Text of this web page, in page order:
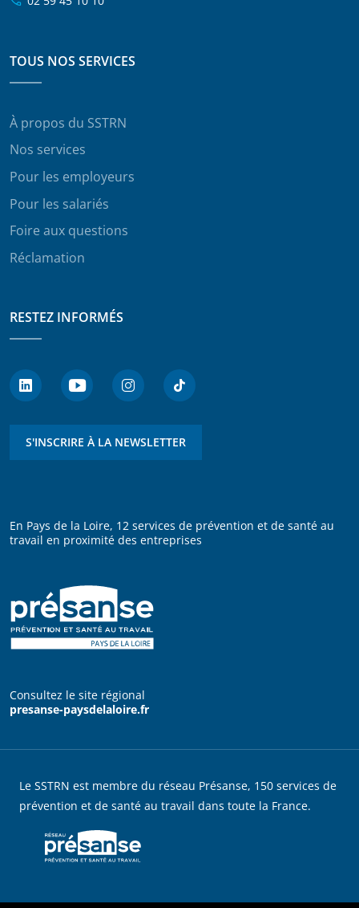
TOUS NOS SERVICES
À propos du SSTRN
Nos services
Pour les employeurs
Pour les salariés
Foire aux questions
Réclamation
RESTEZ INFORMÉS
S'INSCRIRE À LA NEWSLETTER
En Pays de la Loire, 12 services de prévention et de santé au
travail en proximité des entreprises
Consultez le site régional
presanse-paysdelaloire.fr
Le SSTRN est membre du réseau Présanse, 150 services de
prévention et de santé au travail dans toute la France.